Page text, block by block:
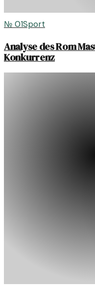
№ 01Sport
Analyse des Rom
Konkurrenz